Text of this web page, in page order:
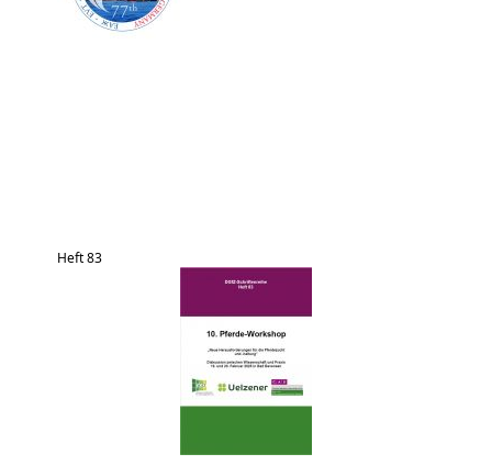
Heft 83